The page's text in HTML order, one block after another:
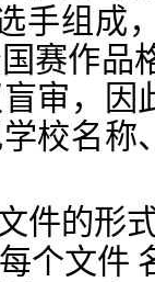
手组成
赛作品
审，因
校名称
件的形
个文件